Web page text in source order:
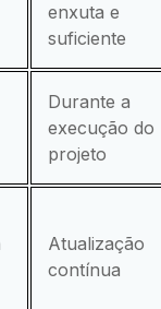
enxuta e
suficiente
Durante a
execução do
projeto
Atualização
contínua